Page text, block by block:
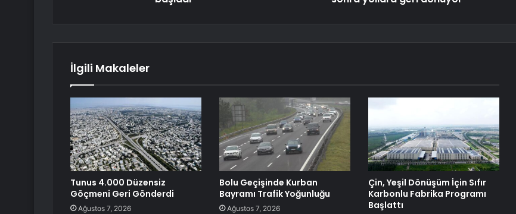
İlgili Makaleler
Tunus 4.000 Düzensiz
Göçmeni Geri Gönderdi
Ağustos 7, 2026
Bolu Geçişinde Kurban
Bayramı Trafik Yoğunluğu
Ağustos 7, 2026
Çin, Yeşil Dönüşüm İçin Sıfır
Karbonlu Fabrika Programı
Başlattı